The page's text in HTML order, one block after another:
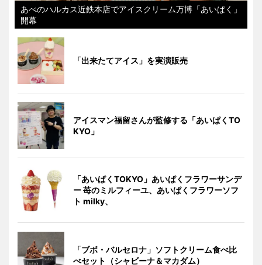
あべのハルカス近鉄本店でアイスクリーム万博「あいぱく」
開幕
「出来たてアイス」を実演販売
アイスマン福留さんが監修する「あいぱくTO
KYO」
「あいぱくTOKYO」あいぱくフラワーサンデ
ー 苺のミルフィーユ、あいぱくフラワーソフ
ト milky、
「ブボ・バルセロナ」ソフトクリーム食べ比
べセット（シャビーナ＆マカダム）